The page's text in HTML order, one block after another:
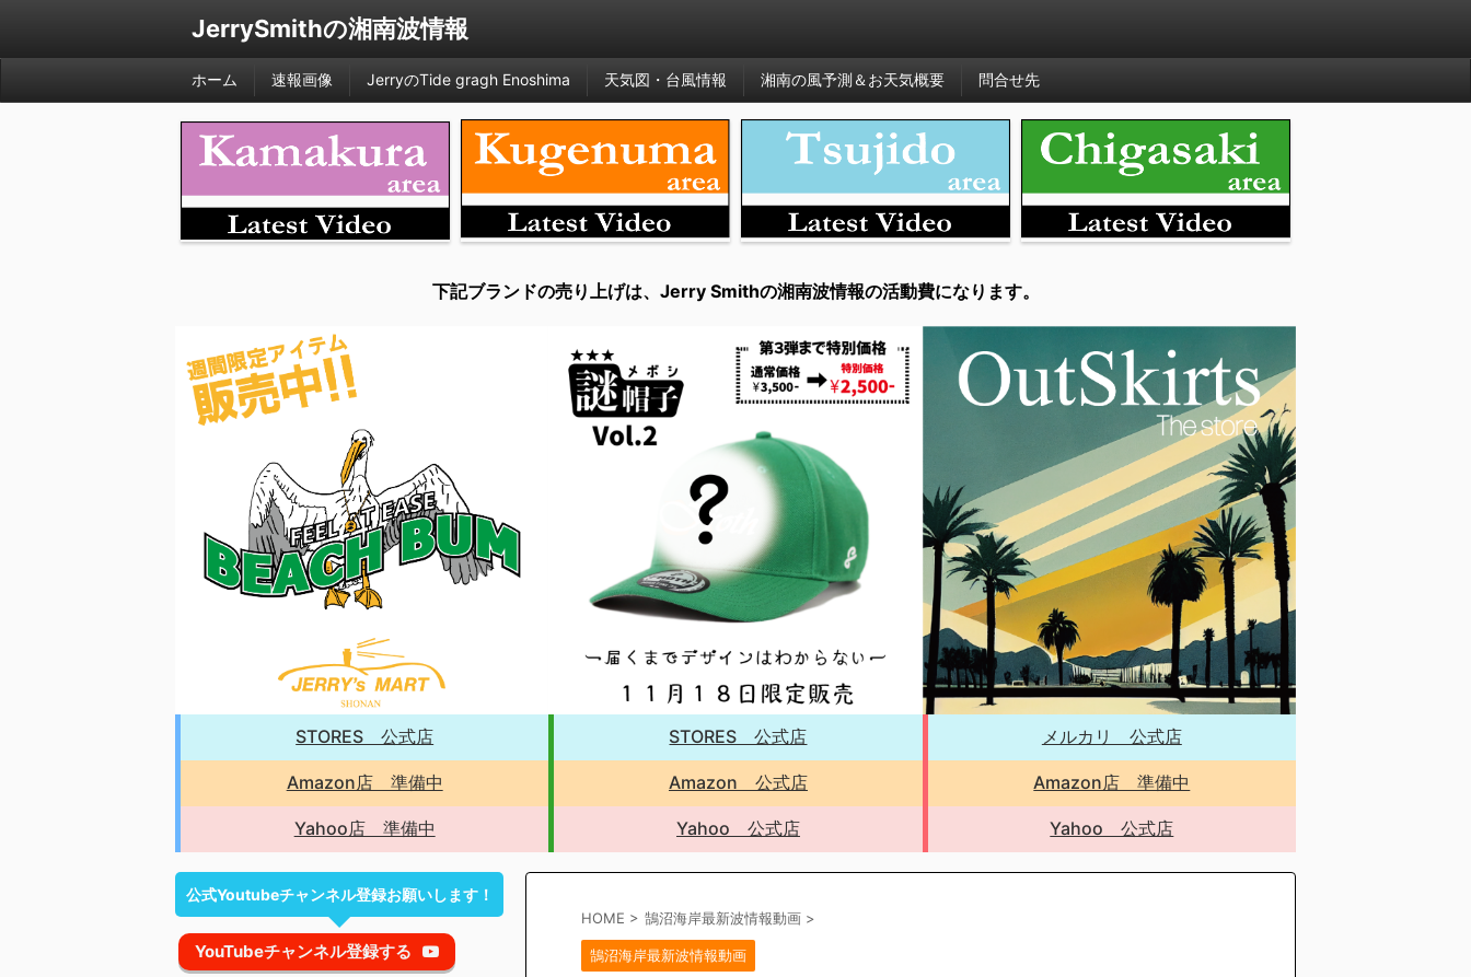
JerrySmithの湘南波情報
ホーム 速報画像 JerryのTide gragh Enoshima 天気図・台風情報 湘南の風予測＆お天気概要 問合せ先
下記ブランドの売り上げは、Jerry Smithの湘南波情報の活動費になります。
STORES 公式店
Amazon店 準備中
Yahoo店 準備中
STORES 公式店
Amazon 公式店
Yahoo 公式店
メルカリ 公式店
Amazon店 準備中
Yahoo 公式店
HOME > 鵠沼海岸最新波情報動画 >
鵠沼海岸最新波情報動画
公式Youtubeチャンネル登録お願いします！
YouTubeチャンネル登録する